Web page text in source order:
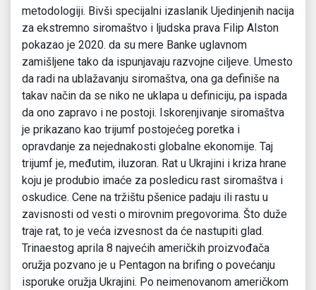
metodologiji. Bivši specijalni izaslanik Ujedinjenih nacija
za ekstremno siromaštvo i ljudska prava Filip Alston
pokazao je 2020. da su mere Banke uglavnom
zamišljene tako da ispunjavaju razvojne ciljeve. Umesto
da radi na ublažavanju siromaštva, ona ga definiše na
takav način da se niko ne uklapa u definiciju, pa ispada
da ono zapravo i ne postoji. Iskorenjivanje siromaštva
je prikazano kao trijumf postojećeg poretka i
opravdanje za nejednakosti globalne ekonomije. Taj
trijumf je, međutim, iluzoran. Rat u Ukrajini i kriza hrane
koju je produbio imaće za posledicu rast siromaštva i
oskudice. Cene na tržištu pšenice padaju ili rastu u
zavisnosti od vesti o mirovnim pregovorima. Što duže
traje rat, to je veća izvesnost da će nastupiti glad.
Trinaestog aprila 8 najvećih američkih proizvođača
oružja pozvano je u Pentagon na brifing o povećanju
isporuke oružja Ukrajini. Po neimenovanom američkom